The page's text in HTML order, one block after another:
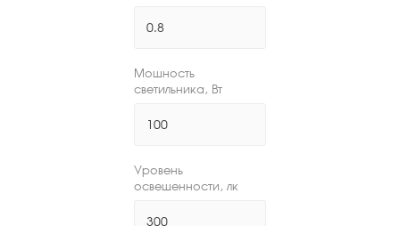
Мощность
светильника, Вт
Уровень
освещенности, лк